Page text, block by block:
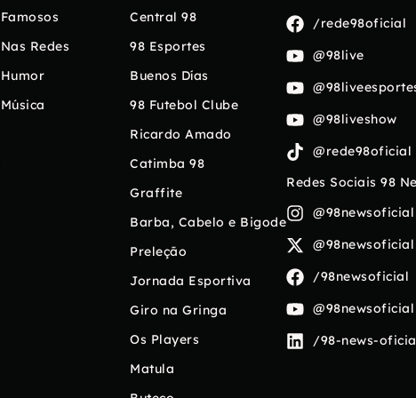
Famosos
Nas Redes
Humor
Música
Central 98
98 Esportes
Buenos Días
98 Futebol Clube
Ricardo Amado
Catimba 98
Graffite
Barba, Cabelo e Bigode
Preleção
Jornada Esportiva
Giro na Gringa
Os Players
Matula
/rede98oficial
@98live
@98liveshow
@rede98oficial
Redes Sociais 98
@98newsoficial
@98newsoficial
/98newsoficial
@98newsoficial
/98-news-